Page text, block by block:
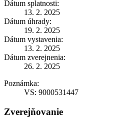
Dátum splatnosti:
13. 2. 2025
Dátum úhrady:
19. 2. 2025
Dátum vystavenia:
13. 2. 2025
Dátum zverejnenia:
26. 2. 2025
Poznámka:
VS: 9000531447
Zverejňovanie